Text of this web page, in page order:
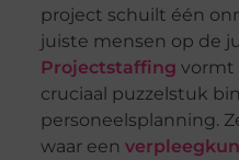
project schuilt één
juiste mensen op de
Projectstaffing vormt
cruciaal puzzelstuk
personeelsplanning.
waar een